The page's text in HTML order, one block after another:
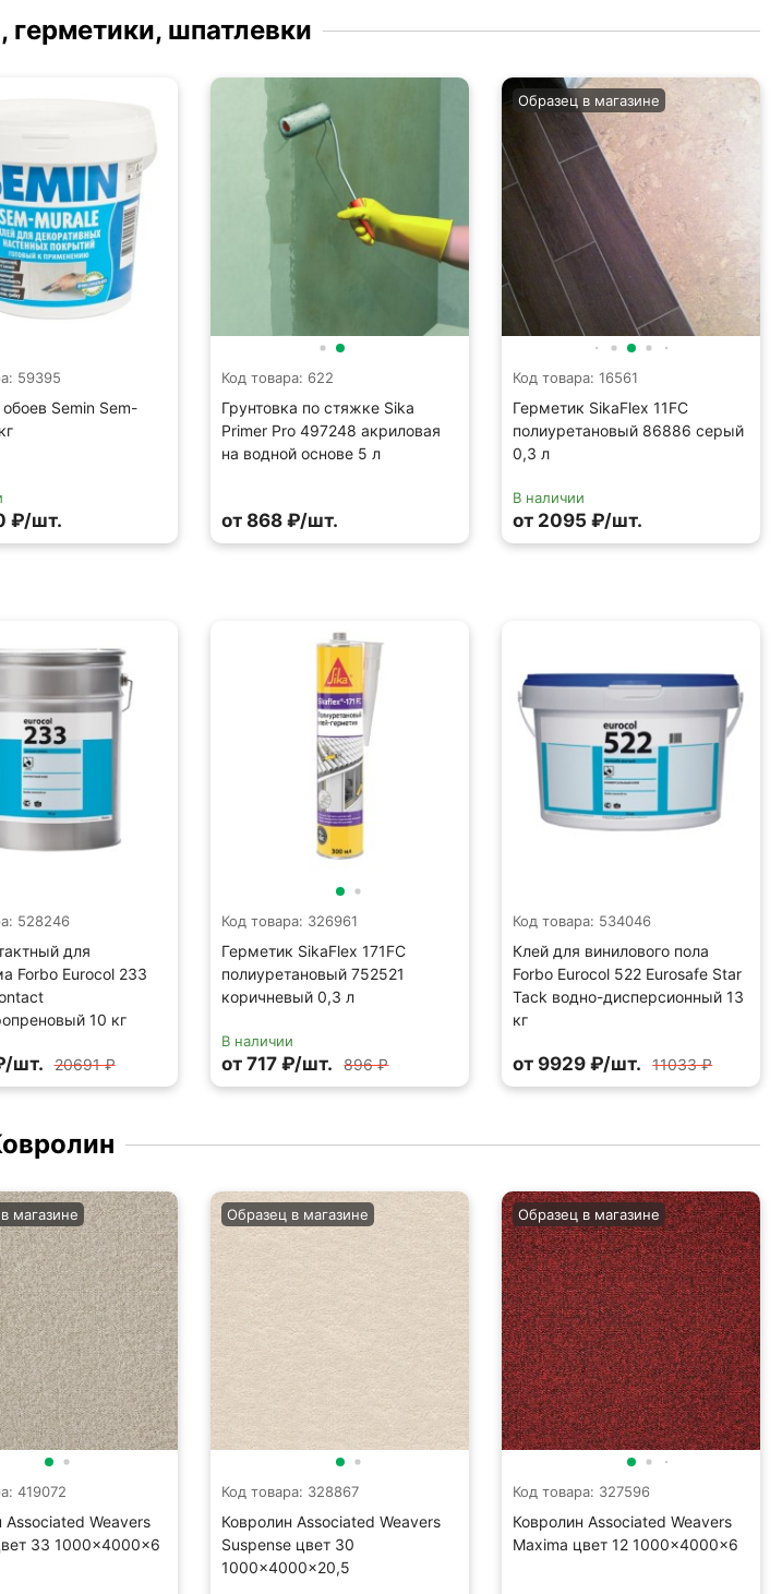
герметики, шпатлевки
59395
Semin Sem-
₽/шт.
Код товара: 622
Грунтовка по стяжке Sika
Primer Pro 497248 акриловая
на водной основе 5 л
от 868 ₽/шт.
Код товара: 16561
Герметик SikaFlex 11FC
полиуретановый 86886 серый
0,3 л
Образец в магазине
В наличии
от 2095 ₽/шт.
528246
для
Forbo Eurocol 233
10 кг
шт. 20691 ₽
Код товара: 326961
Герметик SikaFlex 171FC
полиуретановый 752521
коричневый 0,3 л
В наличии
от 717 ₽/шт. 896 ₽
Код товара: 534046
Клей для винилового пола
Forbo Eurocol 522 Eurosafe Star
Tack водно-дисперсионный 13
кг
от 9929 ₽/шт. 11033 ₽
419072
Associated Weavers
33 1000×4000×6
магазине
Код товара: 328867
Ковролин Associated Weavers
Suspense цвет 30
1000×4000×20,5
Образец в магазине
Код товара: 327596
Ковролин Associated Weavers
Maxima цвет 12 1000×4000×6
Образец в магазине